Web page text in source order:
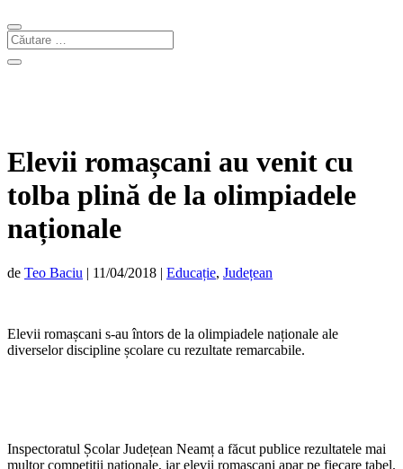
Elevii romașcani au venit cu
tolba plină de la olimpiadele
naționale
de Teo Baciu | 11/04/2018 | Educație, Județean
Elevii romașcani s-au întors de la olimpiadele naționale ale
diverselor discipline școlare cu rezultate remarcabile.
Inspectoratul Școlar Județean Neamț a făcut publice rezultatele mai
multor competiții naționale, iar elevii romașcani apar pe fiecare tabel.